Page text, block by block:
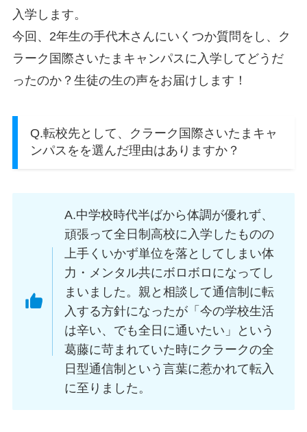
入学します。
今回、2年生の手代木さんにいくつか質問をし、ク
ラーク国際さいたまキャンパスに入学してどうだ
ったのか？生徒の生の声をお届けします！
Q.転校先として、クラーク国際さいたまキャ
ンパスをを選んだ理由はありますか？
A.中学校時代半ばから体調が優れず、
頑張って全日制高校に入学したものの
上手くいかず単位を落としてしまい体
力・メンタル共にボロボロになってし
まいました。親と相談して通信制に転
入する方針になったが「今の学校生活
は辛い、でも全日に通いたい」という
葛藤に苛まれていた時にクラークの全
日型通信制という言葉に惹かれて転入
に至りました。